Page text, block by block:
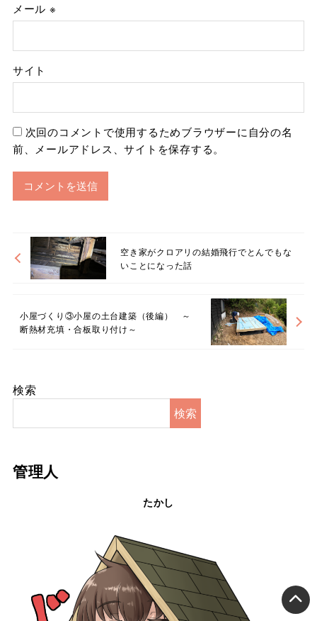
メール ※
サイト
次回のコメントで使用するためブラウザーに自分の名
前、メールアドレス、サイトを保存する。
空き家がクロアリの結婚飛行でとんでもな
いことになった話
小屋づくり③小屋の土台建築（後編） ～
断熱材充填・合板取り付け～
検索
検索
管理人
たかし